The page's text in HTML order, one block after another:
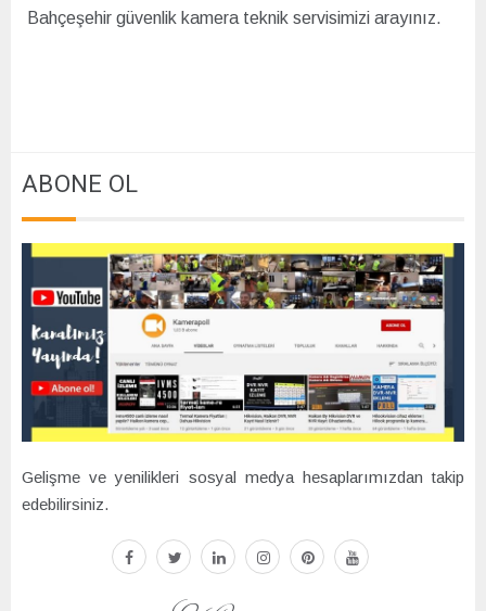
Bahçeşehir güvenlik kamera teknik servisimizi arayınız.
ABONE OL
Gelişme ve yenilikleri sosyal medya hesaplarımızdan takip
edebilirsiniz.
facebook
twitter linkedininstagrampinterestyoutube